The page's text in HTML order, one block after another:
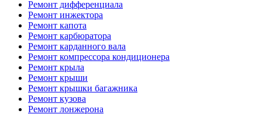
Ремонт дифференциала
Ремонт инжектора
Ремонт капота
Ремонт карбюратора
Ремонт карданного вала
Ремонт компрессора кондиционера
Ремонт крыла
Ремонт крыши
Ремонт крышки багажника
Ремонт кузова
Ремонт лонжерона